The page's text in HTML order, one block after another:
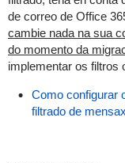
de correo de Office
cambie nada na sua
do momento da
implementar os filtros
Como configurar
filtrado de